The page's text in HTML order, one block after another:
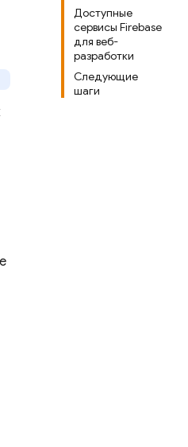
Доступные
сервисы Firebase
для веб-
разработки
Следующие
шаги